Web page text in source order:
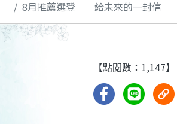
8月推薦選登──給未來的一封信
【點閱數：1,147】